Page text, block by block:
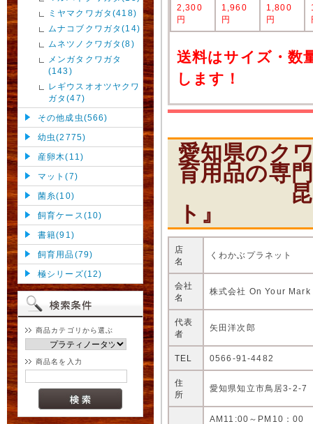
ミヤマクワガタ(418)
ムナコブクワガタ(14)
ムネツノクワガタ(8)
メンガタクワガタ
(143)
レギウスオオツヤクワ
ガタ(47)
その他成虫(566)
幼虫(2775)
産卵木(11)
マット(7)
菌糸(10)
飼育ケース(10)
書籍(91)
飼育用品(79)
極シリーズ(12)
商品カテゴリから選ぶ
商品名を入力
2,300
円
1,960
円
1,800
円
送料はサイズ・数
します！
愛知県のク
育用品の専
昆虫シ
ト』
店
名
くわかぶプラネット
会社
名
株式会社 On Your Mark
代表
者
矢田洋次郎
TEL 0566-91-4482
住
所
愛知県知立市鳥居3-2-7
AM11:00～PM10：00